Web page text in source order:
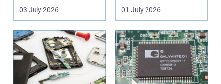
en stabil intern...
03 July 2026
hjem og erhvervs...
01 July 2026